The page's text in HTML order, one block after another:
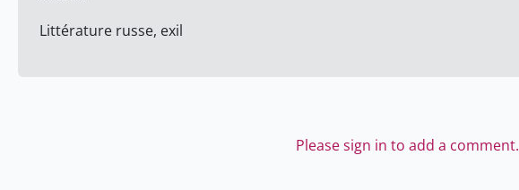
Littérature russe, exil
Please sign in to add a comment.